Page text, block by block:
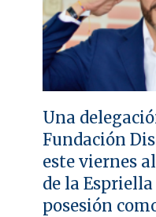
Una
Fundación
este viernes
de la
posesión